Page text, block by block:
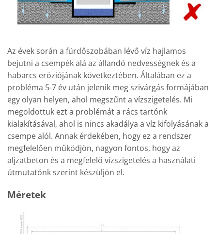
Az évek során a fürdőszobában lévő víz hajlamos
bejutni a csempék alá az állandó nedvességnek és a
habarcs eróziójának következtében. Általában ez a
probléma 5-7 év után jelenik meg szivárgás formájában
egy olyan helyen, ahol megszűnt a vízszigetelés. Mi
megoldottuk ezt a problémát a rács tartónk
kialakításával, ahol is nincs akadálya a víz kifolyásának a
csempe alól. Annak érdekében, hogy ez a rendszer
megfelelően működjön, nagyon fontos, hogy az
aljzatbeton és a megfelelő vízszigetelés a használati
útmutatónk szerint készüljön el.
Méretek